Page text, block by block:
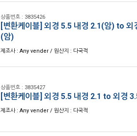
상품번호 : 3835426
[변환케이블] 외경 5.5 내경 2.1(암) to 외
(암)
제조사 : Any vender / 원산지 : 다국적
상품번호 : 3835427
[변환케이블] 외경 5.5 내경 2.1 to 외경
제조사 : Any vender / 원산지 : 다국적